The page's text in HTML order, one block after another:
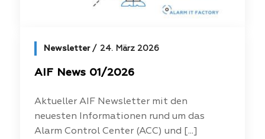
Newsletter 24. März 2026
AIF News 01/2026
Aktueller AIF Newsletter mit den
neuesten Informationen rund um das
Alarm Control Center (ACC) und [...]